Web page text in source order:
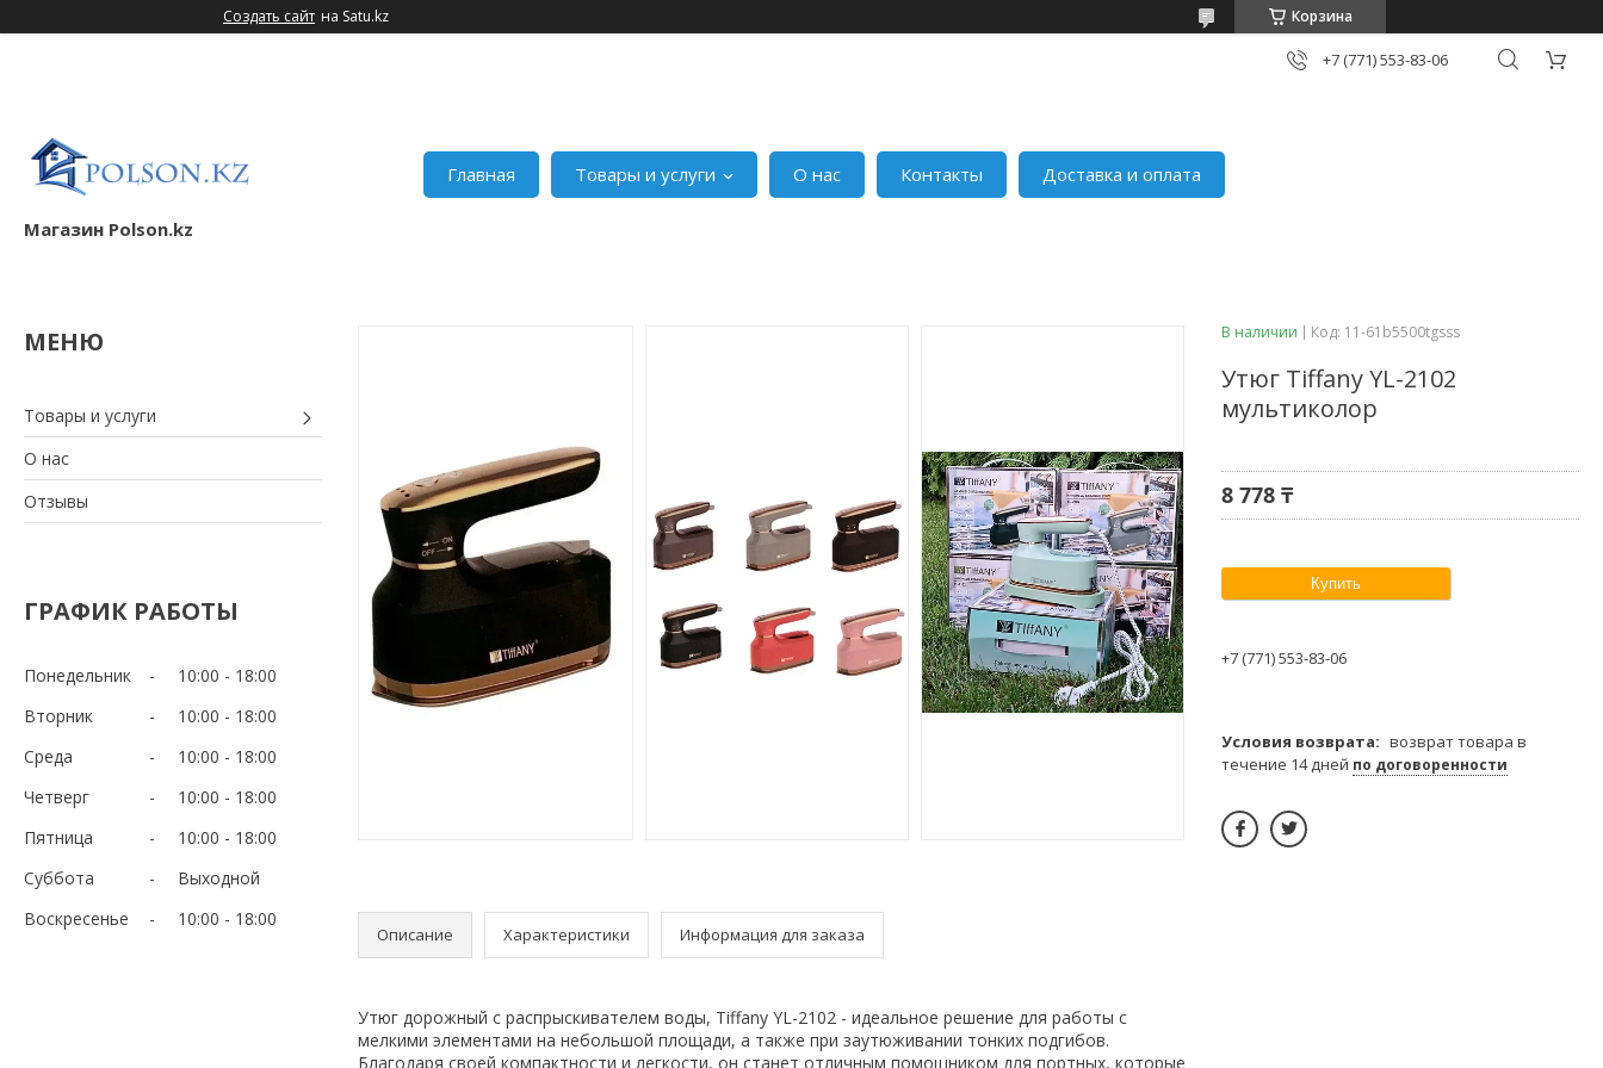
Создать сайт на Satu.kz Корзина
+7 (771) 553-83-06
Магазин Polson.kz
Главная Товары и услуги О нас Контакты Доставка и оплата
Товары и услуги
О нас
Отзывы
ГРАФИК РАБОТЫ
Понедельник 10:00
18:00
Вторник
10:00
18:00
Среда
10:00
18:00
Четверг
10:00
18:00
Пятница
10:00
18:00
Суббота
Выходной
Воскресенье
10:00 18:00
Описание Характеристики Информация для заказа
Утюг дорожный с распрыскивателем воды, Tiffany YL-2102 - идеальное решение для работы с
мелкими элементами на небольшой площади, а также при заутюживании тонких подгибов.
Благодаря своей компактности и легкости, он станет отличным помощником для портных, которые
В наличии Код: 11-61b5500tgsss
Утюг Tiffany YL-2102
мультиколор
8 778 ₸
Купить
+7 (771) 553-83-06
возврат товара в
течение 14 дней по договоренности